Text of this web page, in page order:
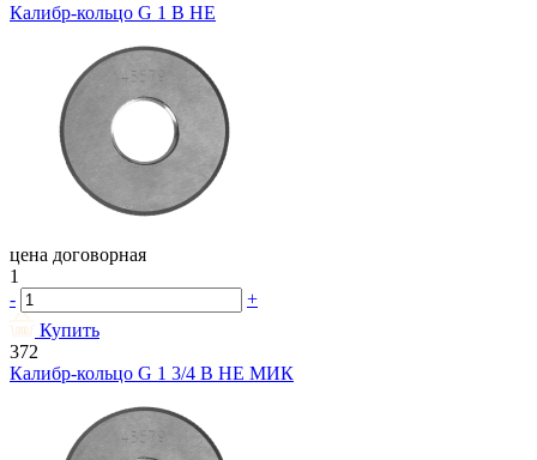
Калибр-кольцо G 1 В НЕ
цена договорная
1
-
+
Купить
372
Калибр-кольцо G 1 3/4 В НЕ МИК